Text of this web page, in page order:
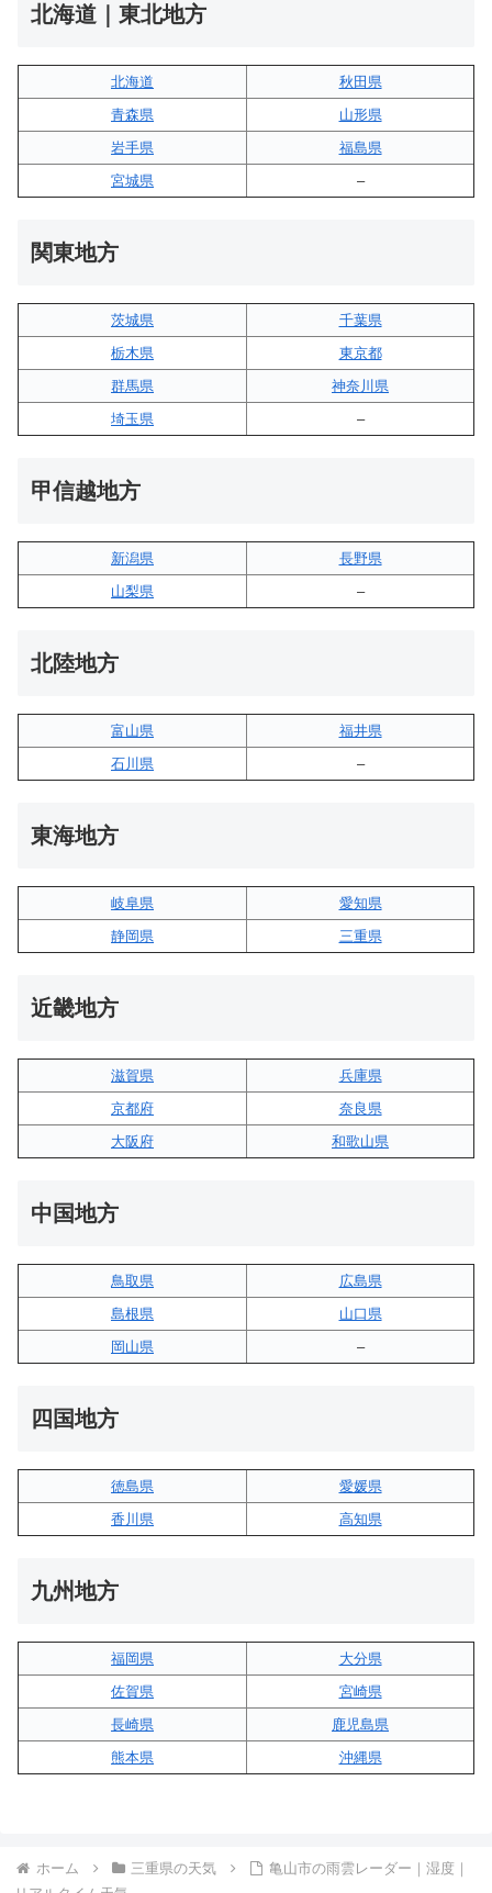
北海道｜東北地方
北海道
秋田県
青森県
山形県
岩手県
福島県
宮城県
–
関東地方
茨城県
千葉県
栃木県
東京都
群馬県
神奈川県
埼玉県
–
甲信越地方
新潟県
長野県
山梨県
–
北陸地方
富山県
福井県
石川県
–
東海地方
岐阜県
愛知県
静岡県
三重県
近畿地方
滋賀県
兵庫県
京都府
奈良県
大阪府
和歌山県
中国地方
鳥取県
広島県
島根県
山口県
岡山県
–
四国地方
徳島県
愛媛県
香川県
高知県
九州地方
福岡県
大分県
佐賀県
宮崎県
長崎県
鹿児島県
熊本県
沖縄県
ホーム 三重県の天気
亀山市の雨雲レーダー｜湿度｜